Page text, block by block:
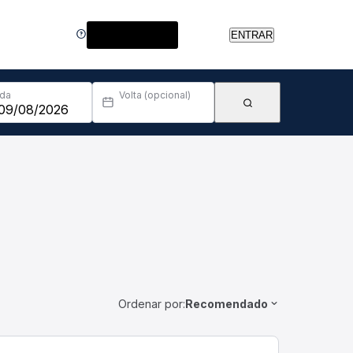
ENTRAR
Volta (opcional)
Ordenar por:Recomendado